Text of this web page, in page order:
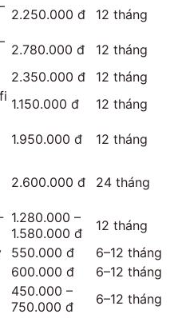
2.250.000 đ 12 tháng
2.780.000 đ
12 tháng
2.350.000 đ
12 tháng
1.150.000 đ 12 tháng
1.950.000 đ 12 tháng
2.600.000 đ 24 tháng
1.280.000 –
1.580.000 đ
12 tháng
550.000 đ
6–12 tháng
600.000 đ
6–12 tháng
450.000 –
750.000 đ
6–12 tháng